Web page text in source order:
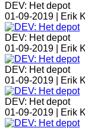
DEV: Het depot
01-09-2019 |
Erik
DEV: Het depot
01-09-2019 |
Erik
DEV: Het depot
01-09-2019 |
Erik
DEV: Het depot
01-09-2019 |
Erik